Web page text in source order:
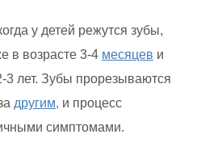
у детей режутся зубы,
в возрасте 3-4 месяцев и
3 лет. Зубы прорезываются
другим, и процесс
симптомами.